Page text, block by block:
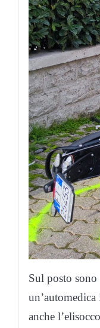
Sul posto
anche